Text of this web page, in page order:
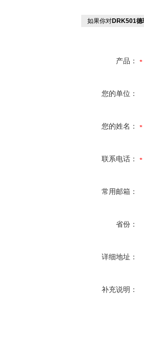
如果你对DRK501德
产品：
您的单位：
您的姓名：
联系电话：
常用邮箱：
省份：
详细地址：
补充说明：